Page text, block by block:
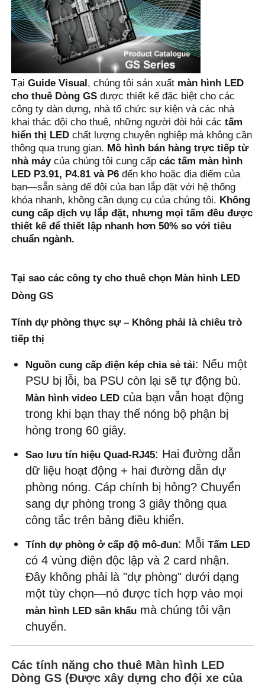
Trang chủ
Các sản phẩm
Video
Buổi trình diễn VR
Về Chúng Tôi
Kiểm soát chất lượng
Liên hệ với chúng tôi
Tin tức
Các trường hợp
Yêu cầu báo giá
Màn hình treo tường LED
Màn hình hiển thị LED
Màn hình LED cho buổi hòa nhạc
Thuê màn hình LED sân khấu
Màn hình LED trong suốt
Tại Guide Visual, chúng tôi sản xuất màn hình LED
cho thuê Dòng GS được thiết kế đặc biệt cho các
công ty dàn dựng, nhà tổ chức sự kiện và các nhà
khai thác đội cho thuê, những người đòi hỏi các tấm
hiển thị LED chất lượng chuyên nghiệp mà không cần
thông qua trung gian. Mô hình bán hàng trực tiếp từ
nhà máy của chúng tôi cung cấp các tấm màn hình
LED P3.91, P4.81 và P6 đến kho hoặc địa điểm của
bạn—sẵn sàng để đội của bạn lắp đặt với hệ thống
khóa nhanh, không cần dụng cụ của chúng tôi. Không
cung cấp dịch vụ lắp đặt, nhưng mọi tấm đều được
thiết kế để thiết lập nhanh hơn 50% so với tiêu
chuẩn ngành.
Tại sao các công ty cho thuê chọn Màn hình LED
Dòng GS
Tính dự phòng thực sự – Không phải là chiêu trò
tiếp thị
Nguồn cung cấp điện kép chia sẻ tải: Nếu một
Màn hình video LED của bạn vẫn hoạt động
trong khi bạn thay thế nóng bộ phận bị
hỏng trong 60 giây.
Sao lưu tín hiệu Quad-RJ45: Hai đường dẫn
dữ liệu hoạt động + hai đường dẫn dự
phòng nóng. Cáp chính bị hỏng? Chuyển
sang dự phòng trong 3 giây thông qua
công tắc trên bảng điều khiển.
Tính dự phòng ở cấp độ mô-đun: Mỗi Tấm LED
có 4 vùng điện độc lập và 2 card nhận.
Đây không phải là "dự phòng" dưới dạng
màn hình LED sân khấu mà chúng tôi vận
chuyển.
Các tính năng cho thuê Màn hình LED
Dòng GS (Được xây dựng cho đội xe của